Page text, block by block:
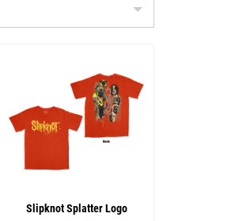
Slipknot Splatter Logo